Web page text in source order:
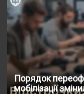
Порядок
мобілізації